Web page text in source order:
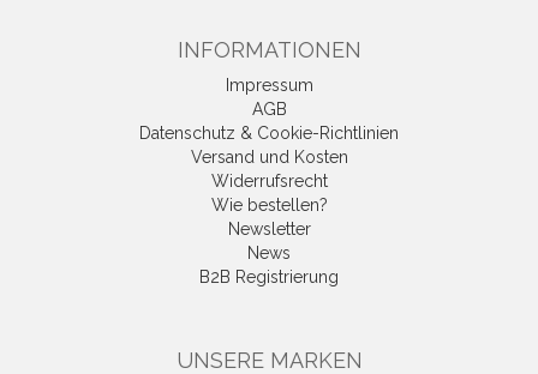
INFORMATIONEN
Impressum
AGB
Datenschutz & Cookie-Richtlinien
Versand und Kosten
Widerrufsrecht
Wie bestellen?
Newsletter
News
B2B Registrierung
UNSERE MARKEN